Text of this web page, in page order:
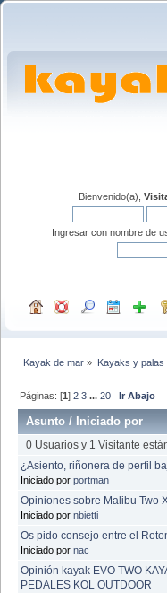
Bienvenido(a),
Ingresar con nombre de
Kayak de mar » Kayaks y palas
Páginas: [1]2 3 ...20 Ir Abajo
Asunto / Iniciado por
0 Usuarios y 1 Visitante
¿Asiento, riñonera de perfil
Iniciado por portman
Opiniones sobre Malibu Two
Iniciado por nbietti
Os pido consejo entre el
Iniciado por nac
Opinión kayak EVO TWO
PEDALES KOL OUTDOOR